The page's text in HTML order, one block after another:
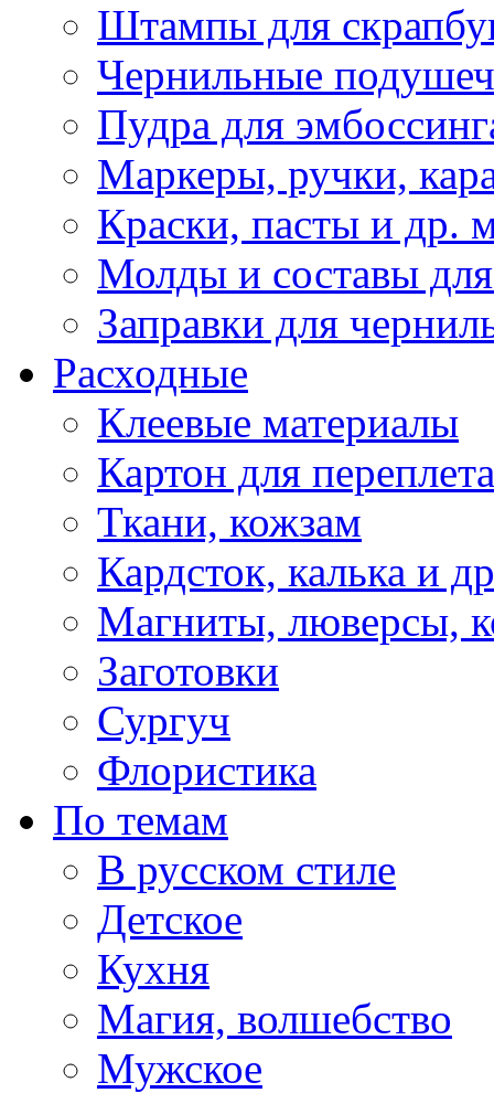
Штампы для
Чернильные
Пудра для
Маркеры, ручки,
Краски, пасты и др.
Молды и составы
Заправки для
Расходные
Клеевые материалы
Картон для переплета
Ткани, кожзам
Кардсток, калька и
Магниты, люверсы,
Заготовки
Сургуч
Флористика
По темам
В русском стиле
Детское
Кухня
Магия, волшебство
Мужское